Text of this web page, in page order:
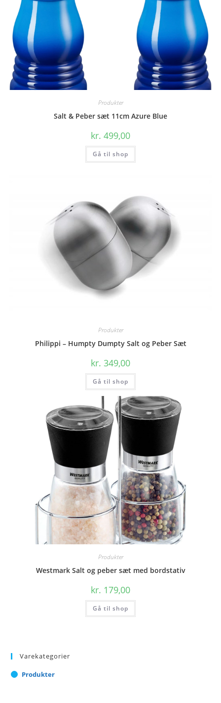
Produkter
Salt & Peber sæt 11cm Azure Blue
kr. 499,00
Gå til shop
Produkter
Philippi – Humpty Dumpty Salt og Peber Sæt
kr. 349,00
Gå til shop
Produkter
Westmark Salt og peber sæt med bordstativ
kr. 179,00
Gå til shop
Varekategorier
Produkter